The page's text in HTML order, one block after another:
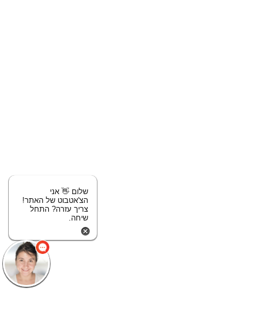
שלום 👋 אני
הצ'אטבוט של האתר!
צריך עזרה? התחל
שיחה.